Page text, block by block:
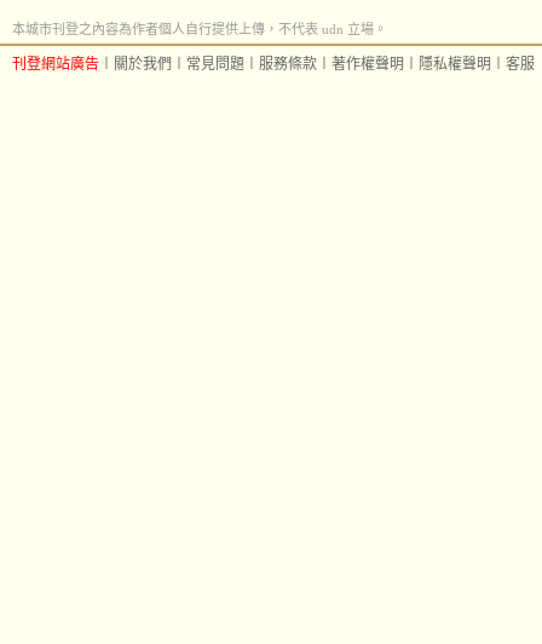
本城市刊登之內容為作者個人自行提供上傳，不代表 udn 立場。
刊登網站廣告 關於我們 常見問題 服務條款 著作權聲明 隱私權聲明 客服